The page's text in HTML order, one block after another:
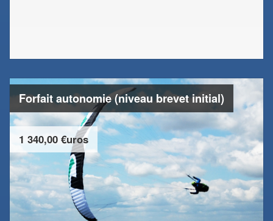
Forfait autonomie (niveau brevet initial)
1 340,00 €uros